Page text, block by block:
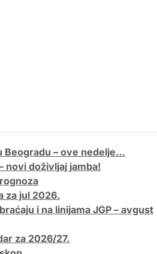
Beogradu – ove nedelje…
novi doživljaj jamba!
za jul 2026.
i na linijama JGP – avgust
za 2026/27.